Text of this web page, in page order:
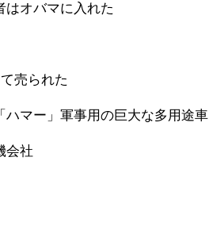
はオバマに入れた
売られた
ハマー」軍事用の巨大な多用途車
会社